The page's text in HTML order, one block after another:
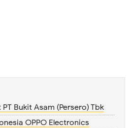
Bukit Asam (Persero) Tbk
OPPO Electronics